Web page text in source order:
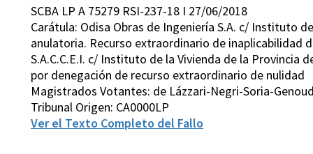
SCBA LP A 75279 RSI-237-18 I 27/06/2018
Carátula: Odisa Obras de Ingeniería S.A. c/ Instituto
anulatoria. Recurso extraordinario de inaplicabilidad
S.A.C.C.E.I. c/ Instituto de la Vivienda de la Provincia
por denegación de recurso extraordinario de nulidad
Magistrados Votantes: de Lázzari-Negri-Soria-
Tribunal Origen: CA0000LP
Ver el Texto Completo del Fallo